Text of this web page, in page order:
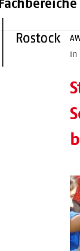
Fachbereiche
in